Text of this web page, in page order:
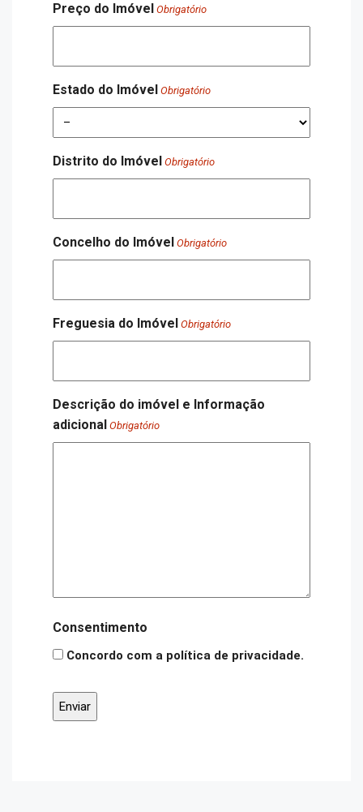
Preço do Imóvel Obrigatório
Estado do Imóvel Obrigatório
Distrito do Imóvel Obrigatório
Concelho do Imóvel Obrigatório
Freguesia do Imóvel Obrigatório
Descrição do imóvel e Informação
adicional Obrigatório
Consentimento
Concordo com a política de privacidade.